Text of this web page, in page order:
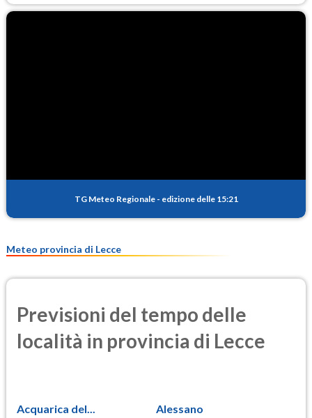
TG Meteo Regionale - edizione delle 15:21
Meteo provincia di Lecce
Previsioni del tempo delle
località in provincia di Lecce
Acquarica del... Alessano